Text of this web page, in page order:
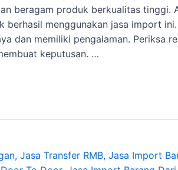
beragam produk berkualitas tinggi.
berhasil menggunakan jasa import
dan memiliki pengalaman. Periksa
keputusan. …